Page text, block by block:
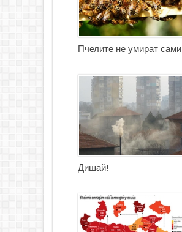
Пчелите не умират сами
Дишай!